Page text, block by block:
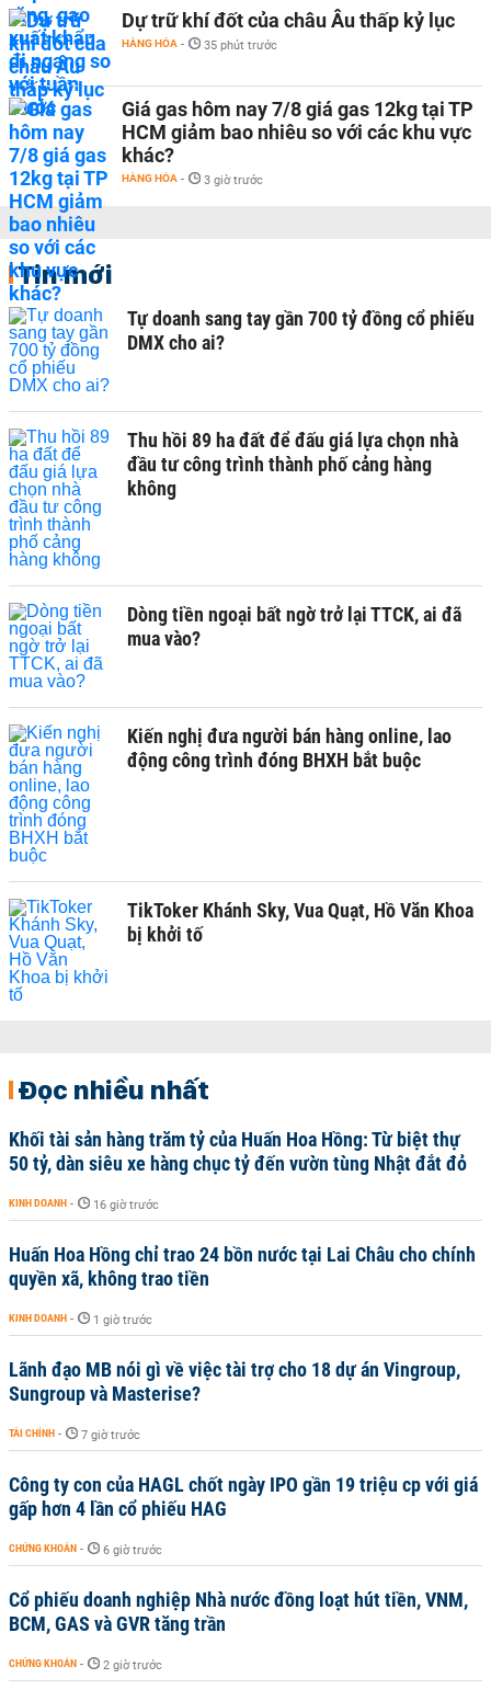
Dự trữ khí đốt của châu Âu thấp kỷ lục
HÀNG HÓA - 35 phút trước
Giá gas hôm nay 7/8 giá gas 12kg tại TP
HCM giảm bao nhiêu so với các khu vực
khác?
HÀNG HÓA - 3 giờ trước
Tin mới
Tự doanh sang tay gần 700 tỷ đồng cổ phiếu
DMX cho ai?
Thu hồi 89 ha đất để đấu giá lựa chọn nhà
đầu tư công trình thành phố cảng hàng
không
Dòng tiền ngoại bất ngờ trở lại TTCK, ai đã
mua vào?
Kiến nghị đưa người bán hàng online, lao
động công trình đóng BHXH bắt buộc
TikToker Khánh Sky, Vua Quạt, Hồ Văn Khoa
bị khởi tố
Đọc nhiều nhất
Khối tài sản hàng trăm tỷ của Huấn Hoa Hồng: Từ biệt thự
50 tỷ, dàn siêu xe hàng chục tỷ đến vườn tùng Nhật đắt đỏ
KINH DOANH - 16 giờ trước
Huấn Hoa Hồng chỉ trao 24 bồn nước tại Lai Châu cho chính
quyền xã, không trao tiền
KINH DOANH - 1 giờ trước
Lãnh đạo MB nói gì về việc tài trợ cho 18 dự án Vingroup,
Sungroup và Masterise?
TÀI CHÍNH - 7 giờ trước
Công ty con của HAGL chốt ngày IPO gần 19 triệu cp với giá
gấp hơn 4 lần cổ phiếu HAG
CHỨNG KHOÁN - 6 giờ trước
Cổ phiếu doanh nghiệp Nhà nước đồng loạt hút tiền, VNM,
BCM, GAS và GVR tăng trần
CHỨNG KHOÁN - 2 giờ trước